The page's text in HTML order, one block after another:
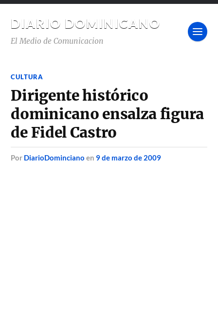
DIARIO DOMINICANO
El Medio de Comunicacion
CULTURA
Dirigente histórico
dominicano ensalza figura
de Fidel Castro
por DiarioDominciano en 9 de marzo de 2009